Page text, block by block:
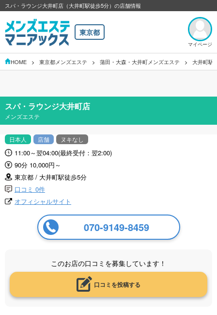
スパ・ラウンジ大井町店（大井町駅徒歩5分）の店舗情報
東京都
マイページ
HOME 東京都メンズエステ 蒲田・大森・大井町メンズエステ 大井町駅
スパ・ラウンジ大井町店
メンズエステ
日本人 店舗 ヌキなし
11:00～翌04:00(最終受付：翌2:00)
90分 10,000円～
東京都 / 大井町駅徒歩5分
口コミ 0件
オフィシャルサイト
070-9149-8459
このお店の口コミを募集しています！
口コミを投稿する